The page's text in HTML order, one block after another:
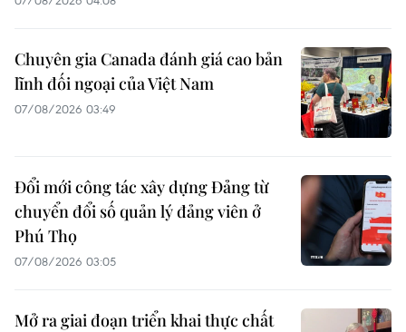
Chuyên gia Canada đánh giá cao bản
lĩnh đối ngoại của Việt Nam
07/08/2026 03:49
Đổi mới công tác xây dựng Đảng từ
chuyển đổi số quản lý đảng viên ở
Phú Thọ
07/08/2026 03:05
Mở ra giai đoạn triển khai thực chất